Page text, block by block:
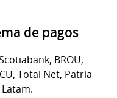
de pagos
BROU,
Total Net, Patria